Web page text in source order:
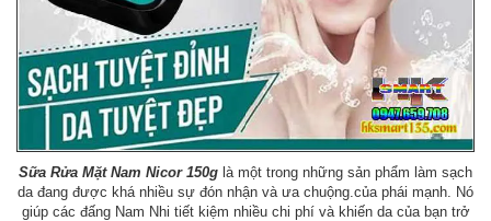
Sữa Rửa Mặt Nam Nicor 150g là một trong những sản phẩm làm sạch
da đang được khá nhiều sự đón nhận và ưa chuộng.của phái mạnh. Nó
giúp các đấng Nam Nhi tiết kiệm nhiều chi phí và khiến da của bạn trở